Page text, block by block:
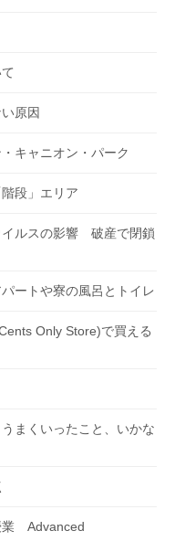
原因
キャニオン・パーク
段」エリア
イルスの影響 破産で閉鎖
ートや寮の風呂とトイレ
Only Store)で買える
まくいったこと、いかな
業 Advanced